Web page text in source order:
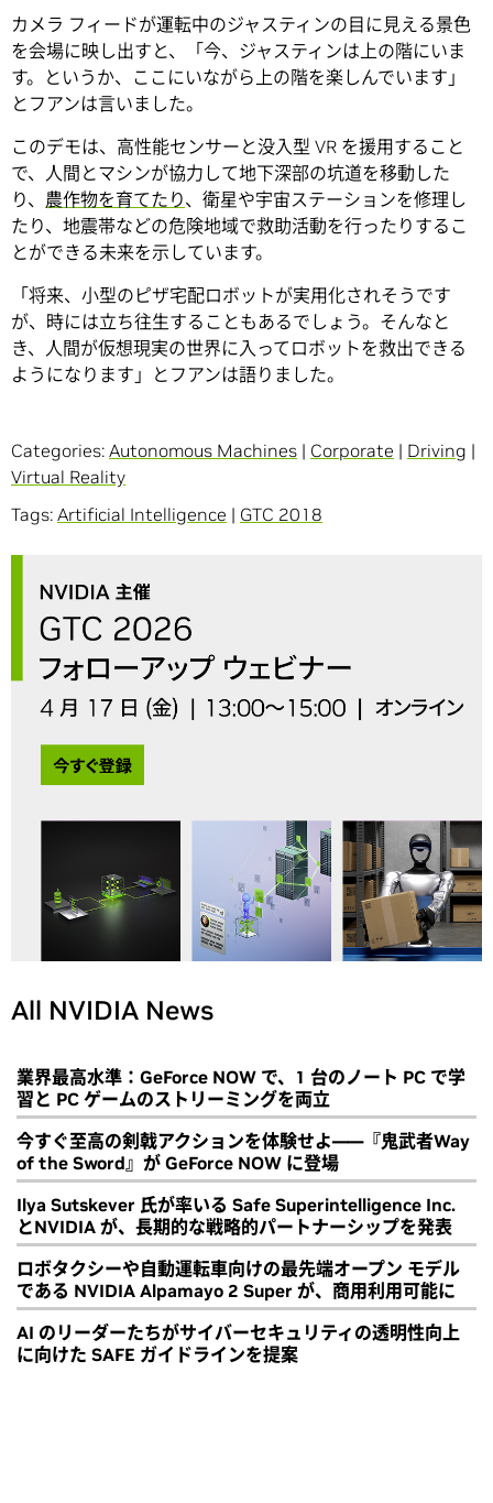
カメラ フィードが運転中のジャスティンの目に見える景色
を会場に映し出すと、「今、ジャスティンは上の階にいま
す。というか、ここにいながら上の階を楽しんでいます」
とフアンは言いました。
このデモは、高性能センサーと没入型 VR を援用すること
で、人間とマシンが協力して地下深部の坑道を移動した
り、 農作物を育てたり、衛星や宇宙ステーションを修理し
たり、地震帯などの危険地域で救助活動を行ったりするこ
とができる未来を示しています。
「将来、小型のピザ宅配ロボットが実用化されそうです
が、時には立ち往生することもあるでしょう。そんなと
き、人間が仮想現実の世界に入ってロボットを救出できる
ようになります」とフアンは語りました。
Categories: Autonomous Machines | Corporate | Driving |
Virtual Reality
Tags: Artificial Intelligence | GTC 2018
All NVIDIA News
業界最高水準：GeForce NOW で、1 台のノート PC で学
習と PC ゲームのストリーミングを両立
今すぐ至高の剣戟アクションを体験せよ――『鬼武者Way
of the Sword』が GeForce NOW に登場
Ilya Sutskever 氏が率いる Safe Superintelligence Inc.
とNVIDIA が、長期的な戦略的パートナーシップを発表
ロボタクシーや自動運転車向けの最先端オープン モデル
である NVIDIA Alpamayo 2 Super が、商用利用可能に
AI のリーダーたちがサイバーセキュリティの透明性向上
に向けた SAFE ガイドラインを提案